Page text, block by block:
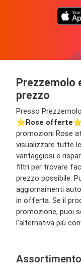
Prezzemolo
prezzo
Presso
⭐️Rose offerte
promozioni Rose
visualizzare tutte
vantaggiosi e
filtri per trovare
prezzo possibile.
aggiornamenti
in offerta. Se il
promozione, puoi
l’alternativa più